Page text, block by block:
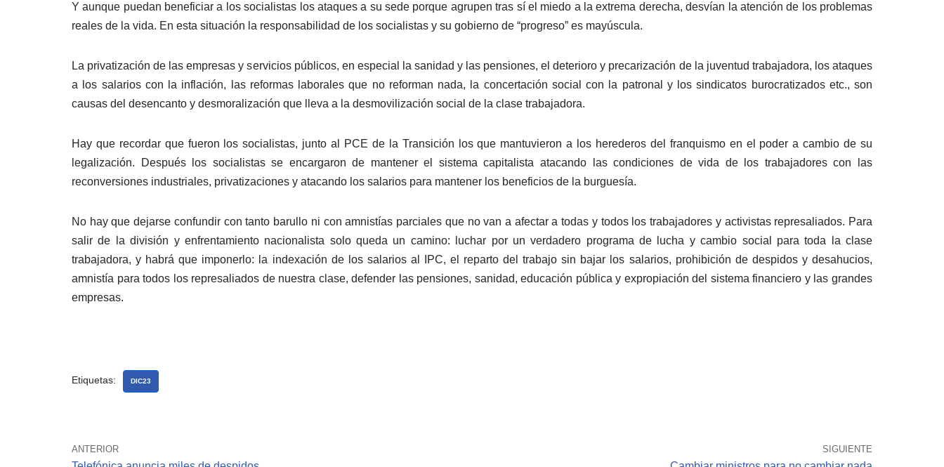
Y aunque puedan beneficiar a los socialistas los ataques a su sede porque agrupen tras sí el miedo a la extrema derecha, desvían la atención de los problemas
reales de la vida. En esta situación la responsabilidad de los socialistas y su gobierno de “progreso” es mayúscula.
La privatización de las empresas y servicios públicos, en especial la sanidad y las pensiones, el deterioro y precarización de la juventud trabajadora, los ataques
a los salarios con la inflación, las reformas laborales que no reforman nada, la concertación social con la patronal y los sindicatos burocratizados etc., son
causas del desencanto y desmoralización que lleva a la desmovilización social de la clase trabajadora.
Hay que recordar que fueron los socialistas, junto al PCE de la Transición los que mantuvieron a los herederos del franquismo en el poder a cambio de su
legalización. Después los socialistas se encargaron de mantener el sistema capitalista atacando las condiciones de vida de los trabajadores con las
reconversiones industriales, privatizaciones y atacando los salarios para mantener los beneficios de la burguesía.
No hay que dejarse confundir con tanto barullo ni con amnistías parciales que no van a afectar a todas y todos los trabajadores y activistas represaliados. Para
salir de la división y enfrentamiento nacionalista solo queda un camino: luchar por un verdadero programa de lucha y cambio social para toda la clase
trabajadora, y habrá que imponerlo: la indexación de los salarios al IPC, el reparto del trabajo sin bajar los salarios, prohibición de despidos y desahucios,
amnistía para todos los represaliados de nuestra clase, defender las pensiones, sanidad, educación pública y expropiación del sistema financiero y las grandes
empresas.
Etiquetas: DIC23
ANTERIOR SIGUIENTE